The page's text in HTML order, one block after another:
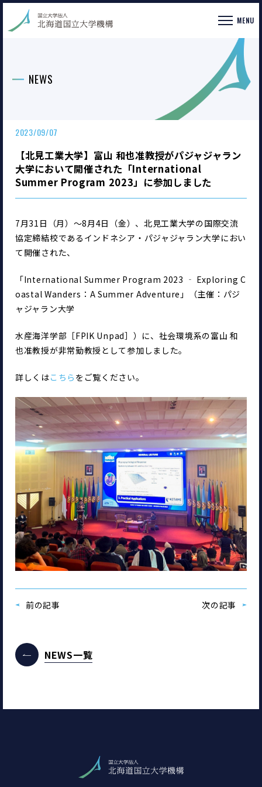
MENU
NEWS
2023/09/07
【北見工業大学】富山 和也准教授がパジャジャラン
大学において開催された「International
Summer Program 2023」に参加しました
7月31日（月）～8月4日（金）、北見工業大学の国際交流
協定締結校であるインドネシア・パジャジャラン大学におい
て開催された、
「International Summer Program 2023 ‐ Exploring C
oastal Wanders：A Summer Adventure」（主催：パジ
ャジャラン大学
水産海洋学部［FPIK Unpad］）に、社会環境系の富山 和
也准教授が非常勤教授として参加しました。
詳しくはこちら をご覧ください。
前の記事 次の記事
NEWS一覧